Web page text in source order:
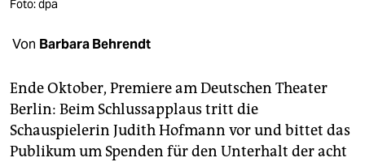
shop
fragen & hilfe
unterstützen
abo
Foto: dpa
Von Barbara Behrendt
Ende Oktober, Premiere am Deutschen Theater
Berlin: Beim Schlussapplaus tritt die
Schauspielerin Judith Hofmann vor und bittet das
Publikum um Spenden für den Unterhalt der acht